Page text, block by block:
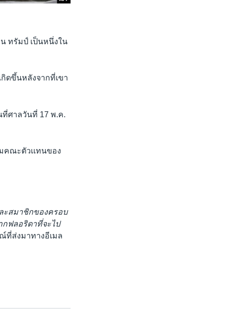
น ทรัมป์ เป็นหนึ่งใน
ดขึ้นหลังจากที่เขา
ศาลวันที่ 17 พ.ค.
คณะตัวเเทนของ
ะสมาชิกของครอบ
ฟลอริดาที่จะไป
ณ์ที่ส่งมาทางอีเมล